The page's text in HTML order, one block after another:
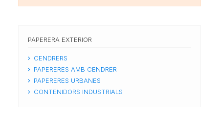
PAPERERA EXTERIOR
CENDRERS
PAPERERES AMB CENDRER
PAPERERES URBANES
CONTENIDORS INDUSTRIALS